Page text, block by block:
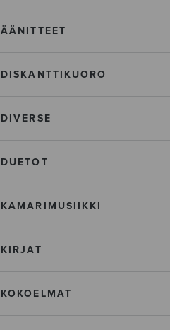
ÄÄNITTEET
DISKANTTIKUORO
DIVERSE
DUETOT
KAMARIMUSIIKKI
KIRJAT
KOKOELMAT